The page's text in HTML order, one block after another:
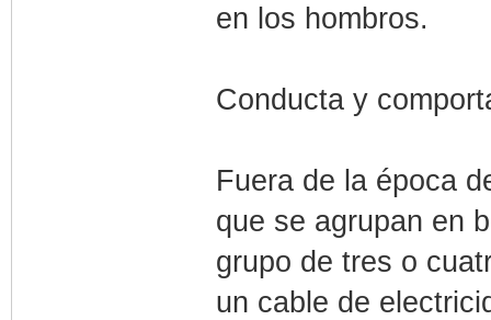
en los hombros.
Conducta y
Fuera de la época
que se agrupan en
grupo de tres o
un cable de